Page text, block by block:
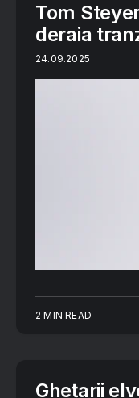
Tom
deraia
24.09.2025
2 MIN READ
Ghețarii